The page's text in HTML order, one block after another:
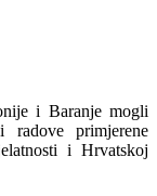
i Baranje mogli
primjerene
i Hrvatskoj